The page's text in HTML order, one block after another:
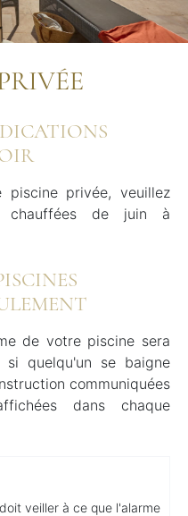
privée, veuillez
chauffées de juin à
de votre piscine sera
quelqu'un se baigne
communiquées
dans chaque
veiller à ce que l'alarme